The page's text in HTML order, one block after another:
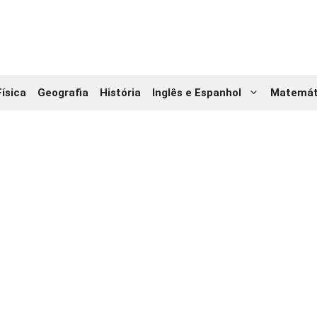
Geografia História Inglês e Espanhol